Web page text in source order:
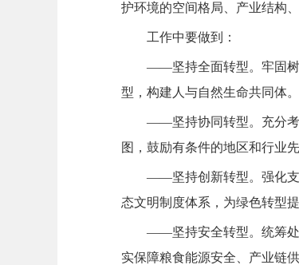
护环境的空间格局、产业结构
工作中要做到：
——坚持全面转型。牢固树
型，构建人与自然生命共同体。
——坚持协同转型。充分考
图，鼓励有条件的地区和行业先
——坚持创新转型。强化支
态文明制度体系，为绿色转型
——坚持安全转型。统筹处
实保障粮食能源安全、产业链